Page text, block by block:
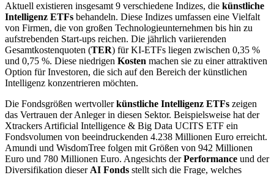
Aktuell existieren insgesamt 9 verschiedene Indizes, die künstliche
Intelligenz ETFs behandeln. Diese Indizes umfassen eine Vielfalt
von Firmen, die von großen Technologieunternehmen bis hin zu
aufstrebenden Start-ups reichen. Die jährlich variierenden
Gesamtkostenquoten (TER) für KI-ETFs liegen zwischen 0,35 %
und 0,75 %. Diese niedrigen Kosten machen sie zu einer attraktiven
Option für Investoren, die sich auf den Bereich der künstlichen
Intelligenz konzentrieren möchten.
Die Fondsgrößen wertvollerkünstliche Intelligenz ETFs zeigen
das Vertrauen der Anleger in diesen Sektor. Beispielsweise hat der
Xtrackers Artificial Intelligence & Big Data UCITS ETF ein
Fondsvolumen von beeindruckenden 4.238 Millionen Euro erreicht.
Amundi und WisdomTree folgen mit Größen von 942 Millionen
Euro und 780 Millionen Euro. Angesichts derPerformance und der
Diversifikation dieserAI Fonds stellt sich die Frage, welches